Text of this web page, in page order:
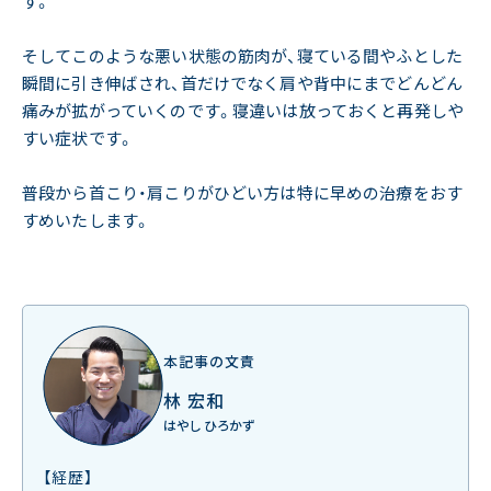
そしてこのような悪い状態の筋肉が、寝ている間やふとした
瞬間に引き伸ばされ、首だけでなく肩や背中にまでどんどん
痛みが拡がっていくのです。寝違いは放っておくと再発しや
すい症状です。
普段から首こり・肩こりがひどい方は特に早めの治療をおす
すめいたします。
本記事の文責
林 宏和
はやし ひろかず
【経歴】